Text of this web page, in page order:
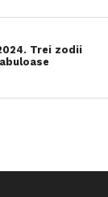
Trei zodii